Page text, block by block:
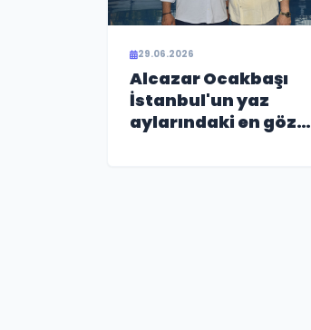
29.06.2026
Alcazar Ocakbaşı
İstanbul'un yaz
aylarındaki en gözde